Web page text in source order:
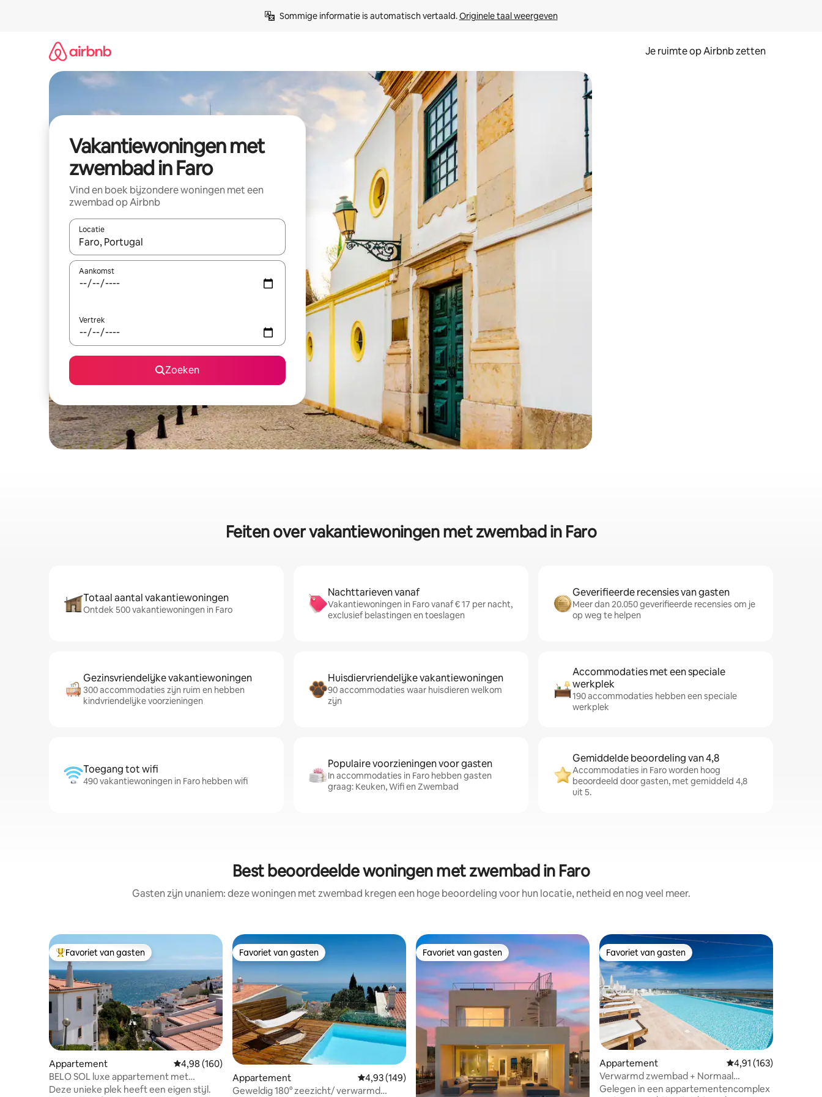
Sommige informatie is automatisch vertaald. Originele taal weergeven
Je ruimte op Airbnb zetten
Vakantiewoningen met
zwembad in Faro
Vind en boek bijzondere woningen met een
zwembad op Airbnb
Locatie
Wanneer er suggesties beschikbaar zijn, maak je een keuze met je de pijltjestoetsen omhoog en omlaag, óf door te tikken of swipen.
Aankomst
Vertrek
Zoeken
Feiten over vakantiewoningen met zwembad in Faro
Totaal aantal vakantiewoningen
Ontdek 500 vakantiewoningen in Faro
Nachttarieven vanaf
Vakantiewoningen in Faro vanaf € 17 per nacht,
exclusief belastingen en toeslagen
Geverifieerde recensies van gasten
Meer dan 20.050 geverifieerde recensies om je
op weg te helpen
Gezinsvriendelijke vakantiewoningen
300 accommodaties zijn ruim en hebben
kindvriendelijke voorzieningen
Huisdiervriendelijke vakantiewoningen
90 accommodaties waar huisdieren welkom
zijn
Accommodaties met een speciale
werkplek
190 accommodaties hebben een speciale
werkplek
Toegang tot wifi
490 vakantiewoningen in Faro hebben wifi
Populaire voorzieningen voor gasten
In accommodaties in Faro hebben gasten
graag: Keuken, Wifi en Zwembad
Gemiddelde beoordeling van 4,8
Accommodaties in Faro worden hoog
beoordeeld door gasten, met gemiddeld 4,8
uit 5.
Best beoordeelde woningen met zwembad in Faro
Gasten zijn unaniem: deze woningen met zwembad kregen een hoge beoordeling voor hun locatie, netheid en nog veel meer.
Topfavoriet van gasten
Favoriet van gasten
Appartement Gemiddelde beoordeling van 4,98 uit 5, 160 recensies
4,98 (160)
BELO SOL luxe appartement met
zeezicht
Deze unieke plek heeft een eigen stijl.
Favoriet van gasten
Favoriet van gasten
Appartement Gemiddelde beoordeling van 4,93 uit 5, 149 recensies
4,93 (149)
Geweldig 180° zeezicht/ verwarmd
Favoriet van gasten
Favoriet van gasten Favoriet van gasten
Favoriet van gasten
Appartement Gemiddelde
4,91 (163)
Verwarmd zwembad + Normaal
Zwembad Zeezicht Luxe 3 slaapkamers
Gelegen in een appartementencomplex